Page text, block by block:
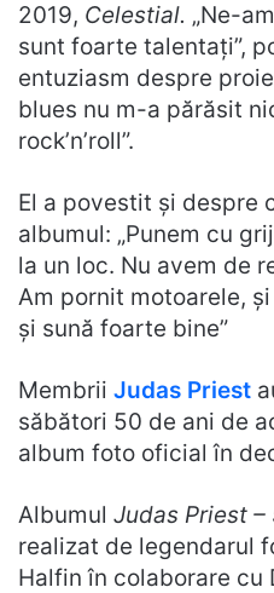
2019, Celestial. „Ne-
sunt foarte talentați”,
entuziasm despre
blues nu m-a părăsit
rock’n’roll”.
El a povestit și despre
albumul: „Punem cu
la un loc. Nu avem de
Am pornit motoarele,
și sună foarte bine”
Membrii Judas Priest
săbători 50 de ani de
album foto oficial în
Albumul Judas Priest
realizat de legendarul
Halfin în colaborare cu